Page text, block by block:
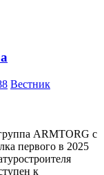
Вестник
ARMTORG с
первого в 2025
к